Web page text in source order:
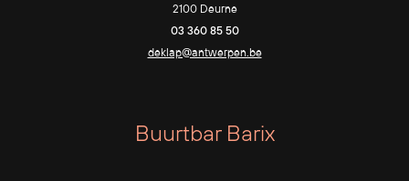
2100 Deurne
03 360 85 50
deklap@antwerpen.be
Buurtbar Barix